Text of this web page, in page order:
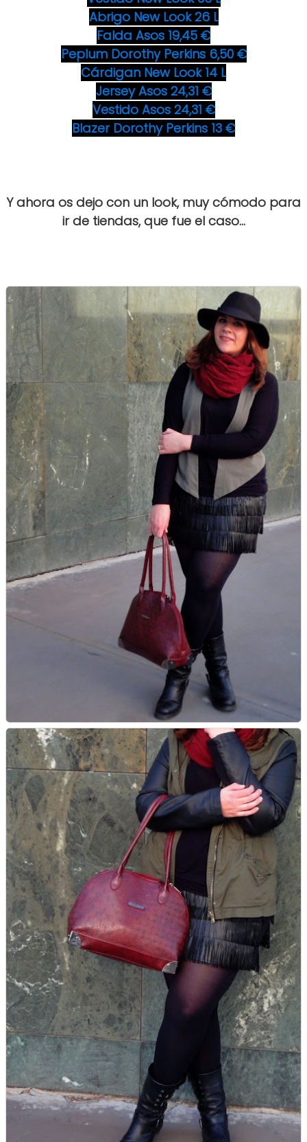
Abrigo New Look 26 L
Falda Asos 19,45 €
Peplum Dorothy Perkins 6,50 €
Cárdigan New Look 14 L
Jersey Asos 24,31 €
Vestido Asos 24,31 €
Blazer Dorothy Perkins 13 €
Y ahora os dejo con un look, muy cómodo para
ir de tiendas, que fue el caso...